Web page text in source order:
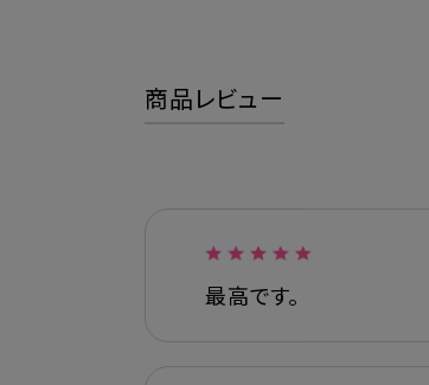
商品レビュー
最高です。